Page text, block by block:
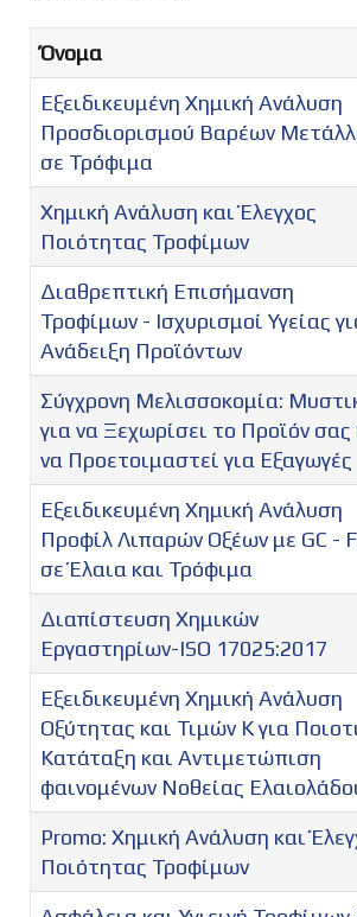
Όνομα
Εξειδικευμένη Χημική Ανάλυση
Προσδιορισμού Βαρέων
σε Τρόφιμα
Χημική Ανάλυση και Έλεγχος
Ποιότητας Τροφίμων
Διαθρεπτική Επισήμανση
Τροφίμων - Ισχυρισμοί Υγείας
Ανάδειξη Προϊόντων
Σύγχρονη Μελισσοκομία:
για να Ξεχωρίσει το Προϊόν σας
να Προετοιμαστεί για Εξαγωγές
Εξειδικευμένη Χημική Ανάλυση
Προφίλ Λιπαρών Οξέων με GC -
σε Έλαια και Τρόφιμα
Διαπίστευση Χημικών
Εργαστηρίων-ISO 17025:2017
Εξειδικευμένη Χημική Ανάλυση
Οξύτητας και Τιμών Κ για
Κατάταξη και Αντιμετώπιση
φαινομένων Νοθείας
Promo: Χημική Ανάλυση και
Ποιότητας Τροφίμων